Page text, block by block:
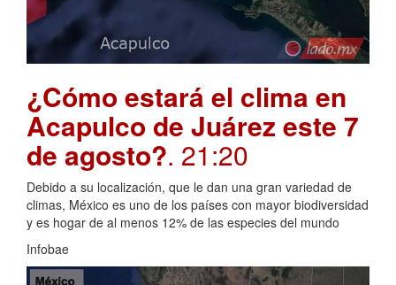
¿Cómo estará el clima en
Acapulco de Juárez este 7
de agosto?. 21:20
Debido a su localización, que le dan una gran variedad de
climas, México es uno de los países con mayor biodiversidad
y es hogar de al menos 12% de las especies del mundo
Infobae